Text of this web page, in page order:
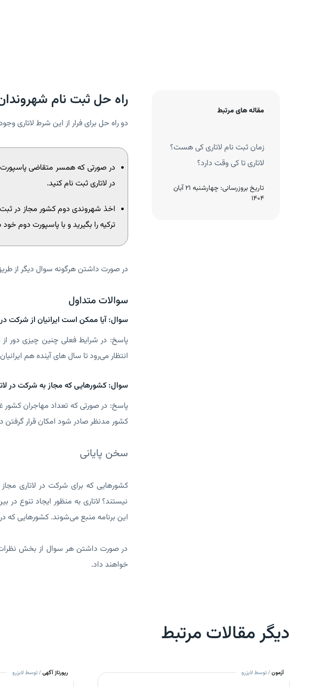
مقاله های مرتبط
زمان ثبت نام لاتاری کی هست؟
لاتاری تا کی وقت دارد؟
تاریخ بروزرسانی:
چهارشنبه 21 آبان
1404
راه حل ثبت نام
دو راه حل برای فرار از این شرط لاتاری
در صورتی که همسر متقاضی پاسپورت
در لاتاری ثبت نام کنید.
اخذ شهروندی دوم کشور مجاز در
ترکیه را بگیرید و با پاسپورت دوم خود
در صورت داشتن هرگونه سوال دیگر از
سوالات متداول
سوال: آیا ممکن است ایرانیان از شرکت
انتظار می‌رود تا سال های آینده هم
سوال: کشورهایی که مجاز به شرکت در
کشور مدنظر صادر شود امکان قرار گرفتن
سخن پایانی
کشورهایی که برای شرکت در لاتاری
نیستند؟ لاتاری به منظور ایجاد تنوع در
این برنامه منبع می‌شوند. کشورهایی که در 5 سال گذشته بیش از 50 هزار ویزا برایشان صادر شده از شرکت در لاتاری منع
در صورت داشتن هر سوال از بخش نظرات
خواهند داد.
دیگر مقالات مرتبط
آزمون/ توسط لایزرو رپورتاژ آگهی/ توسط لایزرو